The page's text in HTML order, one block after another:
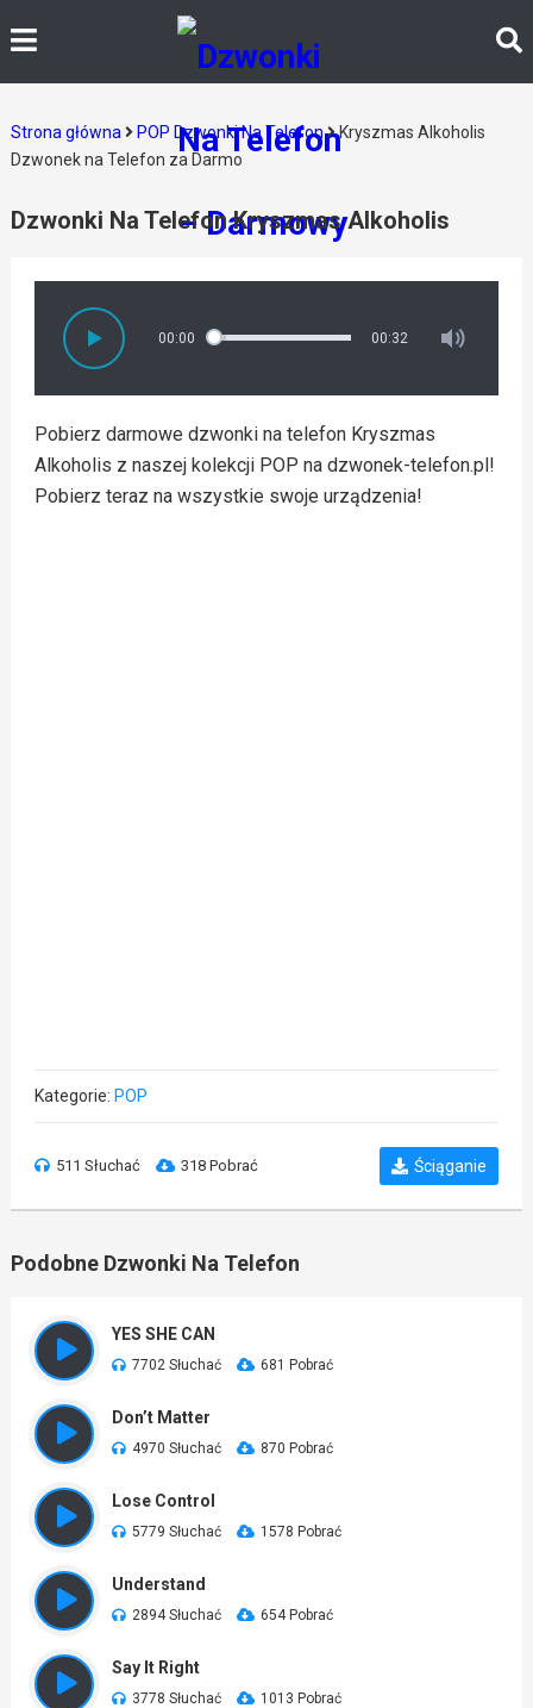
Strona główna POP Dzwonki Na Telefon
Kryszmas Alkoholis
Dzwonek na Telefon za Darmo
Dzwonki Na Telefon Kryszmas Alkoholis
00:00 00:32
Pobierz darmowe dzwonki na telefon Kryszmas
Alkoholis z naszej kolekcji POP na dzwonek-telefon.pl!
Pobierz teraz na wszystkie swoje urządzenia!
Kategorie: POP
511 Słuchać 318 Pobrać Ściąganie
Podobne Dzwonki Na Telefon
YES SHE CAN
7702 Słuchać 681 Pobrać
Don’t Matter
4970 Słuchać 870 Pobrać
Lose Control
5779 Słuchać 1578 Pobrać
Understand
2894 Słuchać 654 Pobrać
Say It Right
3778 Słuchać 1013 Pobrać